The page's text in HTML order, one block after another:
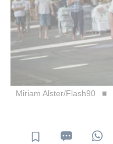
Miriam Alster/Flash90